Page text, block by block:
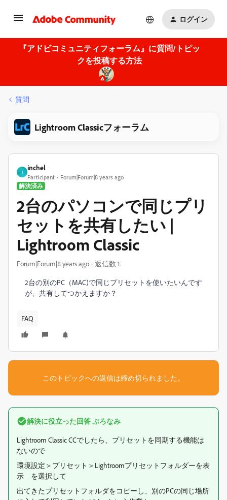
ログイン
『アドビコミュニティフォーラム』に質問/トピッ
クを投稿する方法
質問
Lightroom Classicフォーラム
I
inchel
Participant
Forum|Forum|8 years ago
解決済み
2台のパソコンで同じプリ
セットを共有したい |
Lightroom Classic
Forum|Forum|8 years ago 返信数 1.
2台の別のPC（MAC)で同じプリセットを使いたいんです
が、共有してつかえますか？
FAQ
このトピックへの返信は締め切られました。
解決に役立った回答ぷろなみ
Lightroom Classic CCでしたら、プリセットを同期する機能は
ないので
環境設定＞プリセット＞Lightroomプリセットフォルダーを表
示 を選択して
出てきたプリセットフォルダをコピーし、別のPCの同じ場所